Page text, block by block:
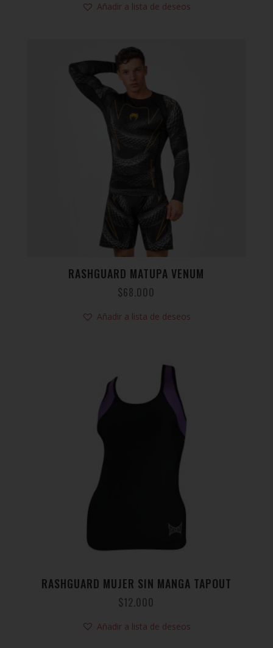
Añadir a lista de deseos
RASHGUARD MATUPA VENUM
$68.000
Añadir a lista de deseos
RASHGUARD MUJER SIN MANGA TAPOUT
$12.000
Añadir a lista de deseos